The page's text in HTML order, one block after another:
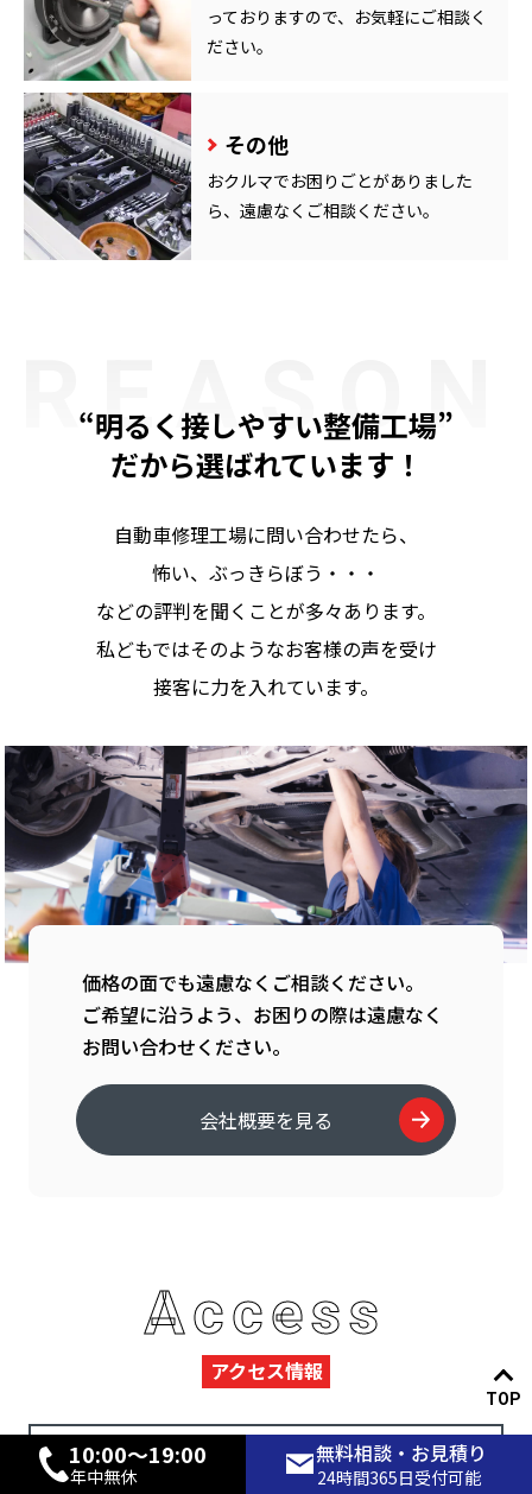
っておりますので、お気軽にご相談く
ださい。
その他
おクルマでお困りごとがありました
ら、遠慮なくご相談ください。
“明るく接しやすい整備工場”
だから選ばれています！
REASON
自動車修理工場に問い合わせたら、
怖い、ぶっきらぼう・・・
などの評判を聞くことが多々あります。
私どもではそのようなお客様の声を受け
接客に力を入れています。
価格の面でも遠慮なくご相談ください。
ご希望に沿うよう、お困りの際は遠慮なく
お問い合わせください。
会社概要を見る
Access
アクセス情報
10:00〜19:00
年中無休
無料相談・お見積り
24時間365日受付可能
TOP